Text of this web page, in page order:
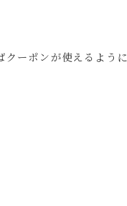
ーポンが使えるように